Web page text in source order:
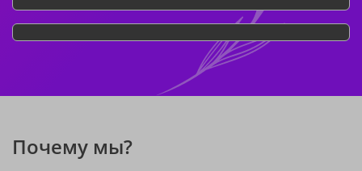
Почему мы?